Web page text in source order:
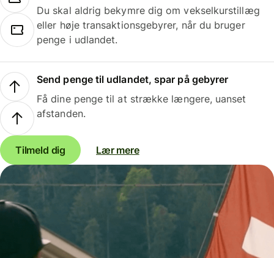
Du skal aldrig bekymre dig om vekselkurstillæg
eller høje transaktionsgebyrer, når du bruger
penge i udlandet.
Send penge til udlandet, spar på gebyrer
Få dine penge til at strække længere, uanset
afstanden.
Tilmeld dig Lær mere